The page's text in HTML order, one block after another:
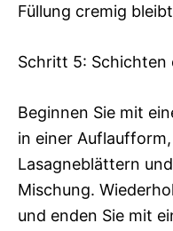
Füllung cremig
Schritt 5: Schichten
Beginnen Sie mit
in einer
Lasagneblättern
Mischung.
und enden Sie mit